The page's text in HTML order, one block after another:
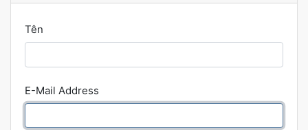
Tên
E-Mail Address